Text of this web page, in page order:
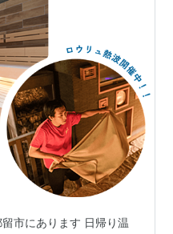
市にあります 日帰り温